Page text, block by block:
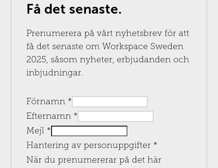
Få det senaste.
Prenumerera på vårt nyhetsbrev för att
få det senaste om Workspace Sweden
2025, såsom nyheter, erbjudanden och
inbjudningar.
Förnamn *
Efternamn *
Mejl *
Hantering av personuppgifter *
När du prenumererar på det här